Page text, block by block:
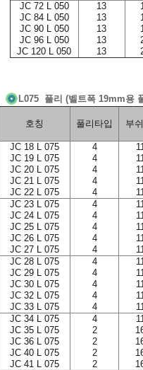
JC 72 L 050
JC 84 L 050
JC 90 L 050
JC 96 L 050
JC 120 L 050
13
13
13
13
13
L075 풀리 (벨트폭 19mm용
호칭 풀리타입 부
JC 18 L 075
JC 19 L 075
JC 20 L 075
JC 21 L 075
JC 22 L 075
4
4
4
4
4
JC 23 L 075
JC 24 L 075
JC 25 L 075
JC 26 L 075
JC 27 L 075
4
4
4
4
4
JC 28 L 075
JC 29 L 075
JC 30 L 075
JC 32 L 075
JC 33 L 075
4
4
4
4
4
JC 34 L 075
JC 35 L 075
JC 36 L 075
JC 40 L 075
JC 41 L 075
4
2
2
2
2